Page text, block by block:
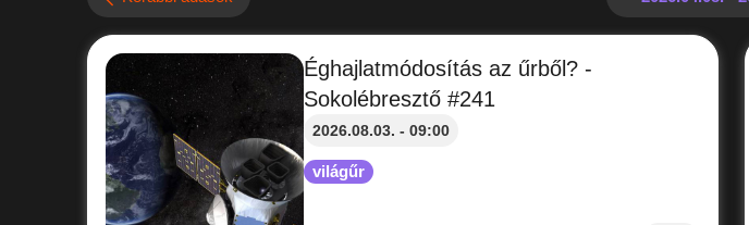
Éghajlatmódosítás az űrből? -
Sokolébresztő #241
2026.08.03. - 09:00
világűr